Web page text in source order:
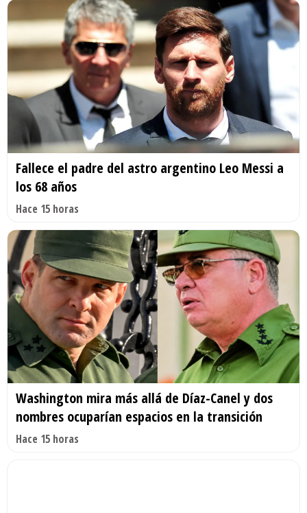
Fallece el padre del astro argentino Leo Messi a
los 68 años
Hace 15 horas
Washington mira más allá de Díaz-Canel y dos
nombres ocuparían espacios en la transición
Hace 15 horas